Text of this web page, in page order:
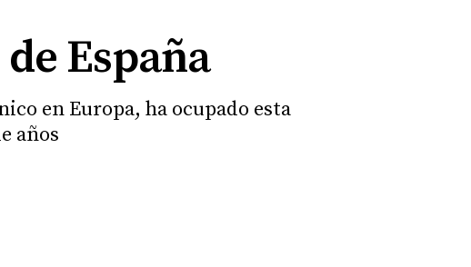
España
en Europa, ha ocupado esta
años